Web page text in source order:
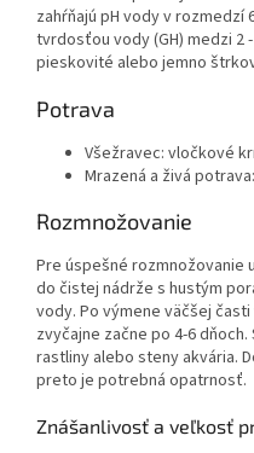
zahŕňajú pH vody v rozmedzí
tvrdosťou vody (GH) medzi 2
pieskovité alebo jemno
Potrava
Všežravec: vločkové
Mrazená a živá
Rozmnožovanie
Pre úspešné rozmnožovanie
do čistej nádrže s hustým
vody. Po výmene väčšej
zvyčajne začne po 4-6
rastliny alebo steny akvária.
preto je potrebná opatrnosť.
Znášanlivosť a veľkosť